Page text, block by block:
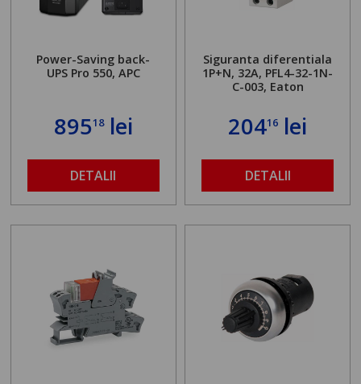
Power-Saving back-
UPS Pro 550, APC
89518lei
DETALII
Siguranta diferentiala
1P+N, 32A, PFL4-32-1N-
C-003, Eaton
20416 lei
DETALII